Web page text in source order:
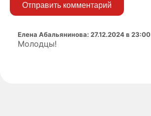
Отправить комментарий
Елена Абальянинова: 27.12.2024 в 23:00
Молодцы!